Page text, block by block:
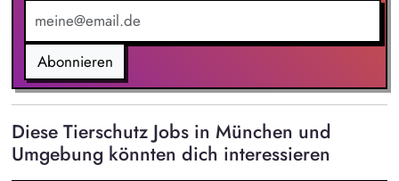
Abonnieren
Diese Tierschutz Jobs in München und
Umgebung könnten dich interessieren